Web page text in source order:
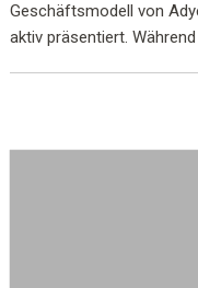
Geschäftsmodell von
aktiv präsentiert. Während